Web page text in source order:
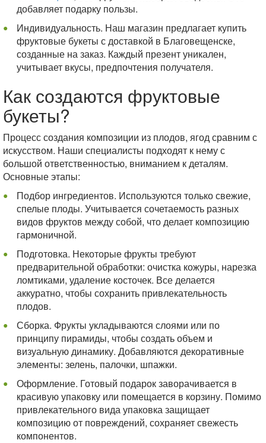
добавляет подарку пользы.
Индивидуальность. Наш магазин предлагает купить
фруктовые букеты с доставкой в Благовещенске,
созданные на заказ. Каждый презент уникален,
учитывает вкусы, предпочтения получателя.
Как создаются фруктовые
букеты?
Процесс создания композиции из плодов, ягод сравним с
искусством. Наши специалисты подходят к нему с
большой ответственностью, вниманием к деталям.
Основные этапы:
Подбор ингредиентов. Используются только свежие,
спелые плоды. Учитывается сочетаемость разных
видов фруктов между собой, что делает композицию
гармоничной.
Подготовка. Некоторые фрукты требуют
предварительной обработки: очистка кожуры, нарезка
ломтиками, удаление косточек. Все делается
аккуратно, чтобы сохранить привлекательность
плодов.
Сборка. Фрукты укладываются слоями или по
принципу пирамиды, чтобы создать объем и
визуальную динамику. Добавляются декоративные
элементы: зелень, палочки, шпажки.
Оформление. Готовый подарок заворачивается в
красивую упаковку или помещается в корзину. Помимо
привлекательного вида упаковка защищает
композицию от повреждений, сохраняет свежесть
компонентов.